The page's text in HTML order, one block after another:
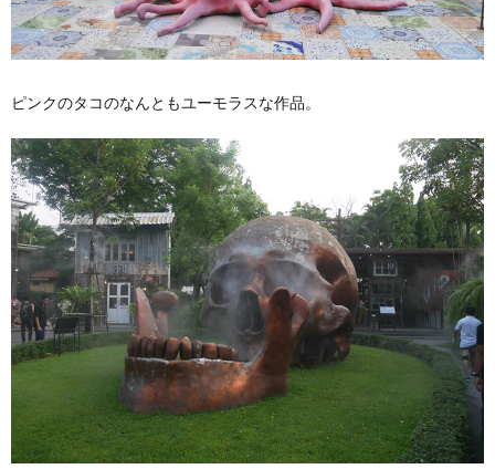
ピンクのタコのなんともユーモラスな作品。